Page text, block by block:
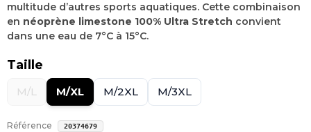
multitude d’autres sports aquatiques. Cette combinaison
en néoprène limestone 100% Ultra Stretch convient
dans une eau de 7°C à 15°C.
Taille
M/L M/XL M/2XL M/3XL
Référence 20374679